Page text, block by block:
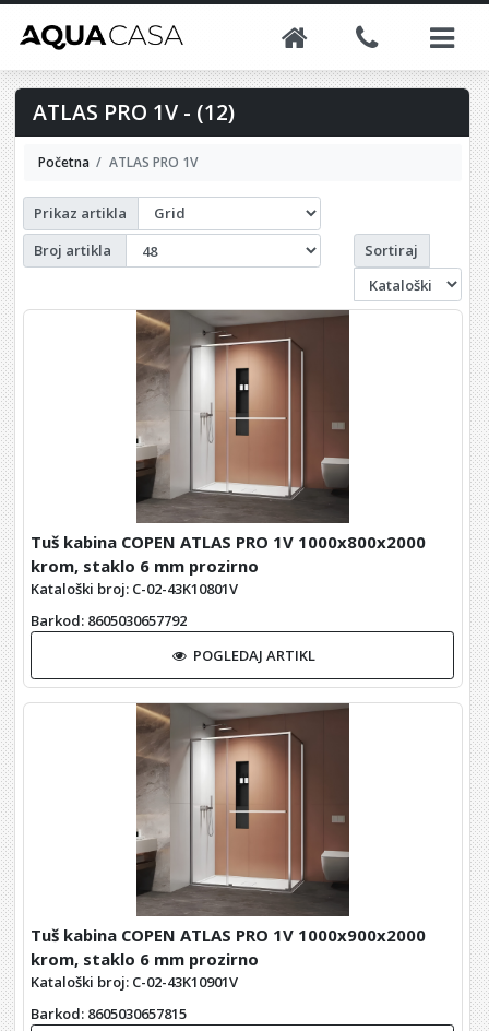
ATLAS PRO 1V - (12)
Početna ATLAS PRO 1V
Prikaz artikla
Broj artikla
Sortiraj
Tuš kabina COPEN ATLAS PRO 1V 1000x800x2000
krom, staklo 6 mm prozirno
Kataloški broj: C-02-43K10801V
Barkod: 8605030657792
POGLEDAJ ARTIKL
Tuš kabina COPEN ATLAS PRO 1V 1000x900x2000
krom, staklo 6 mm prozirno
Kataloški broj: C-02-43K10901V
Barkod: 8605030657815